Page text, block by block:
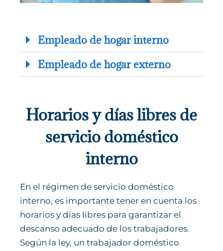
Empleado de hogar interno
Empleado de hogar externo
Horarios y días libres de
servicio doméstico
interno
En el régimen de servicio doméstico
interno, es importante tener en cuenta los
horarios y días libres para garantizar el
descanso adecuado de los trabajadores.
Según la ley, un trabajador doméstico